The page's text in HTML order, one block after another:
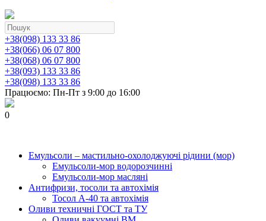
+38(098) 133 33 86
+38(066) 06 07 800
+38(068) 06 07 800
+38(093) 133 33 86
+38(098) 133 33 86
Працюємо: Пн-Пт з 9:00 до 16:00
0
Емульсоли – мастильно-охолоджуючі рідини (мор)
Емульсоли-мор водорозчинні
Емульсоли-мор масляні
Антифризи, тосоли та автохімія
Тосол А-40 та автохімія
Оливи техничні ГОСТ та ТУ